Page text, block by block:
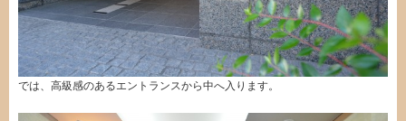
では、高級感のあるエントランスから中へ入ります。